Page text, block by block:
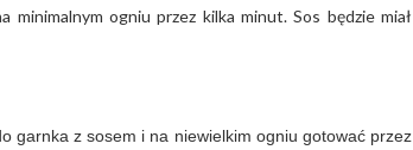
ogniu przez kilka minut. Sos będzie miał
garnka z sosem i na niewielkim ogniu gotować przez